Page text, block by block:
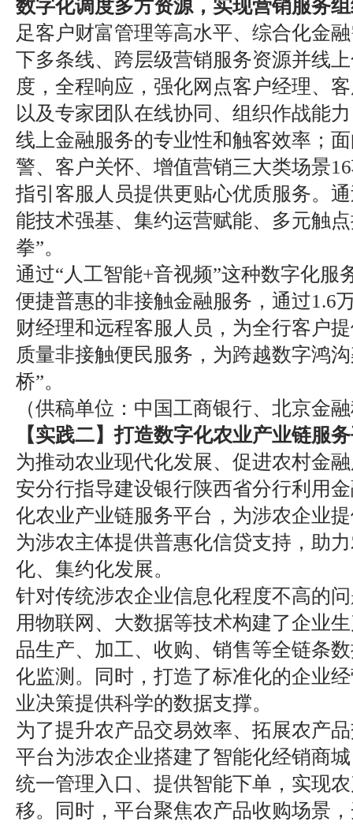
数字化调度多方资源，实现营销服务
足客户财富管理等高水平、综合化金
下多条线、跨层级营销服务资源并线
度，全程响应，强化网点客户经理、
以及专家团队在线协同、组织作战能
线上金融服务的专业性和触客效率；
警、客户关怀、增值营销三大类场景
指引客服人员提供更贴心优质服务。
能技术强基、集约运营赋能、多元触
拳”。
通过“人工智能+音视频”这种数字化服
便捷普惠的非接触金融服务，通过1.6
财经理和远程客服人员，为全行客户
质量非接触便民服务，为跨越数字鸿
桥”。
（供稿单位：中国工商银行、北京金
【实践二】打造数字化农业产业链服
为推动农业现代化发展、促进农村金
安分行指导建设银行陕西省分行利用
化农业产业链服务平台，为涉农企业
为涉农主体提供普惠化信贷支持，助
化、集约化发展。
针对传统涉农企业信息化程度不高的
用物联网、大数据等技术构建了企业
品生产、加工、收购、销售等全链条
化监测。同时，打造了标准化的企业
业决策提供科学的数据支撑。
为了提升农产品交易效率、拓展农产
平台为涉农企业搭建了智能化经销商
统一管理入口、提供智能下单，实现
移。同时，平台聚焦农产品收购场景